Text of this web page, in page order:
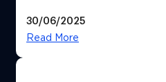
30/06/2025
Read More